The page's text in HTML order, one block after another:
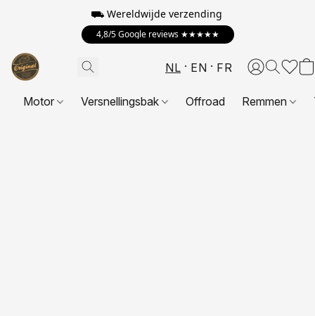
⛟ Wereldwijde verzending
4,8/5 Google reviews ★★★★★
NL EN FR
Motor Versnellingsbak Offroad Remmen